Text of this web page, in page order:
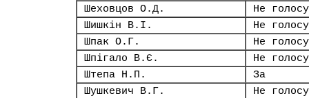
Шеховцов О.Д.
Не
Шишкін В.І.
Не
Шпак О.Г.
Не
Шпігало В.Є.
Не
Штепа Н.П.
За
Шушкевич В.Г.
Не